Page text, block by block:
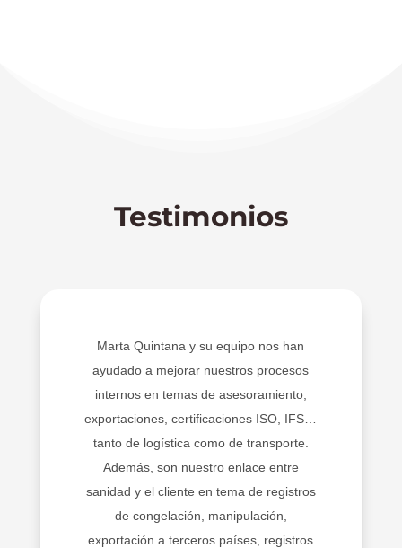
Testimonios
Marta Quintana y su equipo nos han
ayudado a mejorar nuestros procesos
internos en temas de asesoramiento,
exportaciones, certificaciones ISO, IFS…
tanto de logística como de transporte.
Además, son nuestro enlace entre
sanidad y el cliente en tema de registros
de congelación, manipulación,
exportación a terceros países, registros